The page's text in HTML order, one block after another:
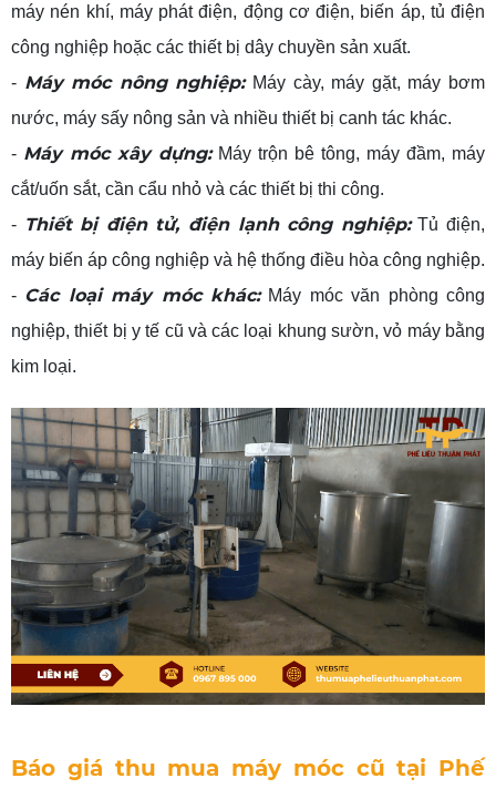
máy nén khí, máy phát điện, động cơ điện, biến áp, tủ điện
công nghiệp hoặc các thiết bị dây chuyền sản xuất.
- Máy móc nông nghiệp:Máy cày, máy gặt, máy bơm
nước, máy sấy nông sản và nhiều thiết bị canh tác khác.
- Máy móc xây dựng:Máy trộn bê tông, máy đầm, máy
cắt/uốn sắt, cần cẩu nhỏ và các thiết bị thi công.
- Thiết bị điện tử, điện lạnh công nghiệp:Tủ điện,
máy biến áp công nghiệp và hệ thống điều hòa công nghiệp.
- Các loại máy móc khác:Máy móc văn phòng công
nghiệp, thiết bị y tế cũ và các loại khung sườn, vỏ máy bằng
kim loại.
Báo giá thu mua máy móc cũ tại Phế